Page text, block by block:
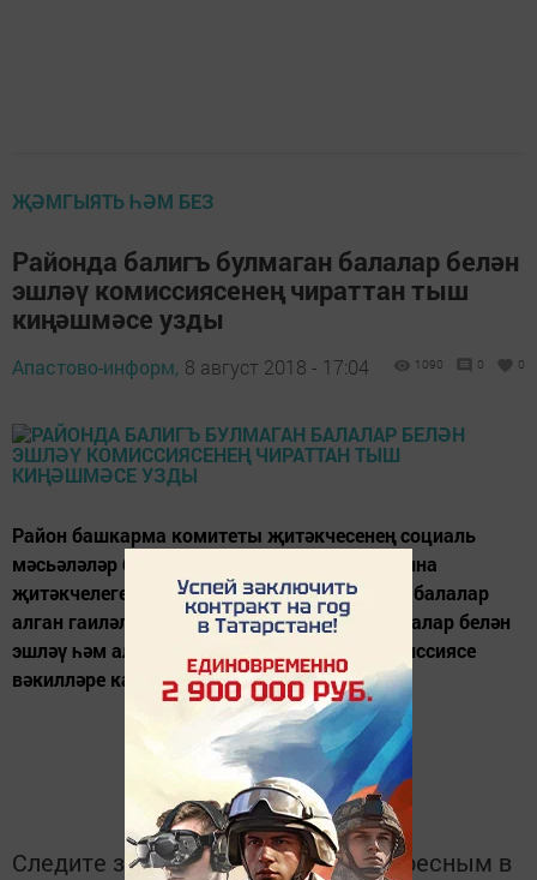
ҖӘМГЫЯТЬ ҺӘМ БЕЗ
Районда балигъ булмаган балалар белән
эшләү комиссиясенең чираттан тыш
киңәшмәсе узды
Апастово-информ, 8 август 2018 - 17:04 1090 0 0
Район башкарма комитеты җитәкчесенең социаль
мәсьәләләр буенча урынбасары Луиза Сафина
җитәкчелегендә үткән киңәшмәдә тәрбиягә балалар
алган гаиләләр, район балигъ булмаган балалар белән
эшләү һәм аларның хокукларын яклау комиссиясе
вәкилләре катнашты.
Следите за самым важным и интересным в